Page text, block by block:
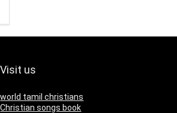
Visit us
world tamil christians
Christian songs book